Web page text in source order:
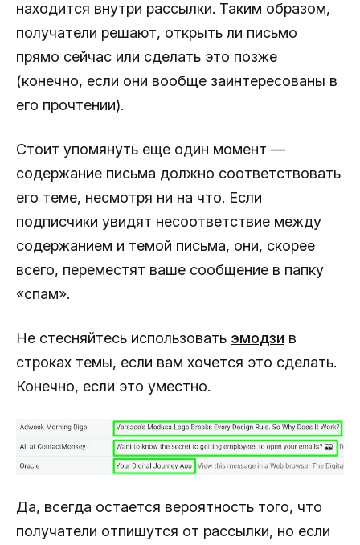
находится внутри рассылки. Таким образом,
получатели решают, открыть ли письмо
прямо сейчас или сделать это позже
(конечно, если они вообще заинтересованы в
его прочтении).
Стоит упомянуть еще один момент —
содержание письма должно соответствовать
его теме, несмотря ни на что. Если
подписчики увидят несоответствие между
содержанием и темой письма, они, скорее
всего, переместят ваше сообщение в папку
«спам».
Не стесняйтесь использовать эмодзи в
строках темы, если вам хочется это сделать.
Конечно, если это уместно.
Да, всегда остается вероятность того, что
получатели отпишутся от рассылки, но если